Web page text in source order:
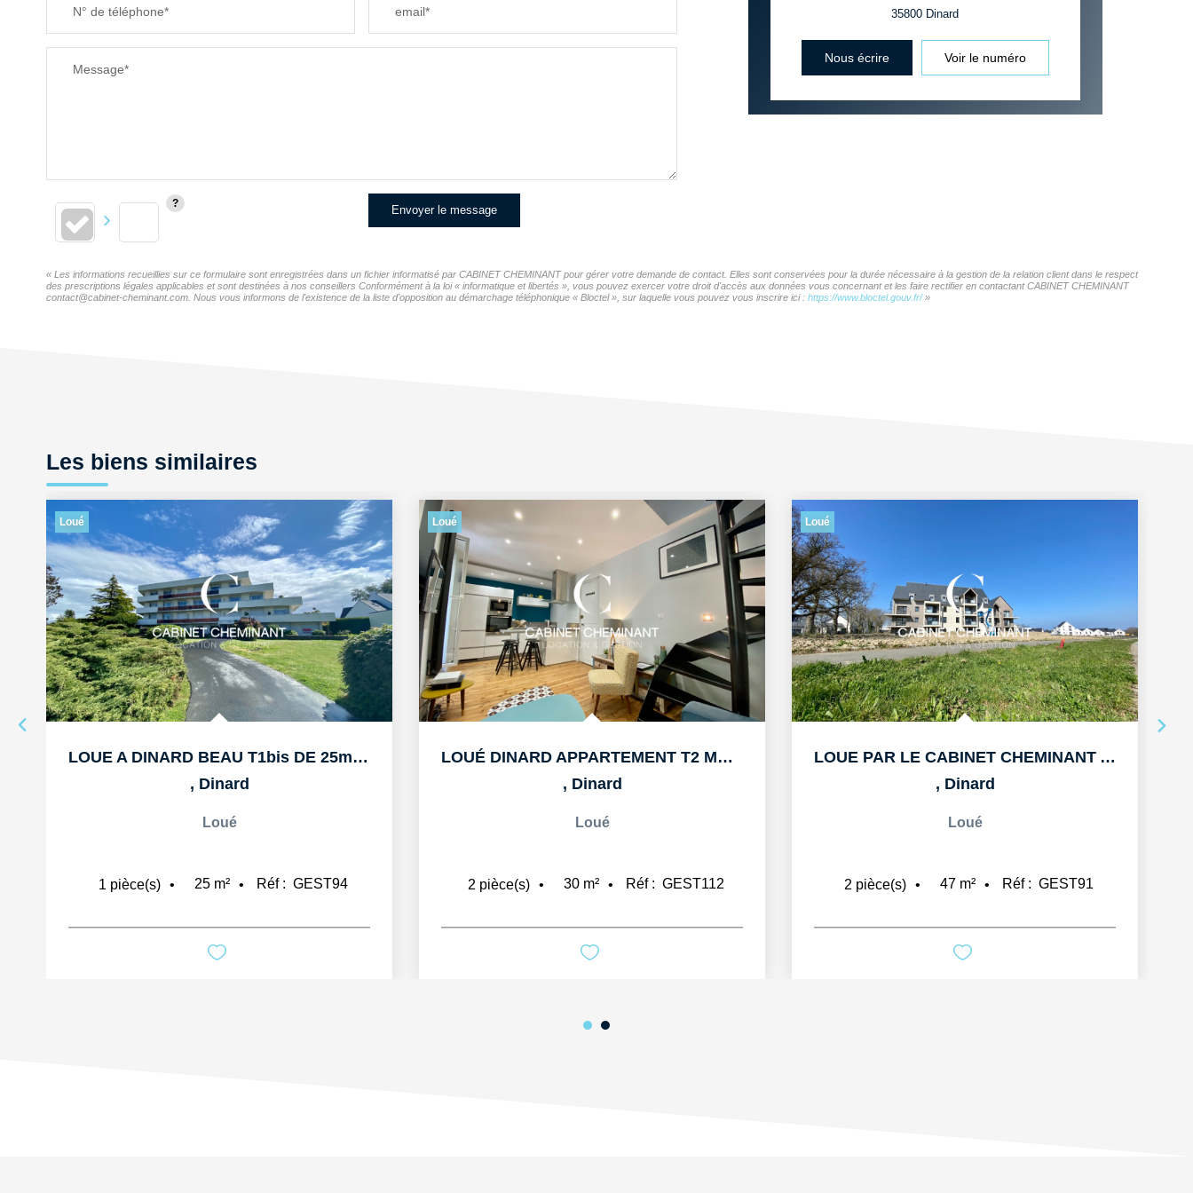
N° de téléphone* email*
Message*
Envoyer le message
35800 Dinard
Nous écrire Voir le numéro
« Les informations recueillies sur ce formulaire sont enregistrées dans un fichier informatisé par CABINET CHEMINANT pour gérer votre demande de contact. Elles sont conservées pour la durée nécessaire à la gestion de la relation client dans le respect
des prescriptions légales applicables et sont destinées à nos conseillers Conformément à la loi « informatique et libertés », vous pouvez exercer votre droit d'accès aux données vous concernant et les faire rectifier en contactant CABINET CHEMINANT
contact@cabinet-cheminant.com. Nous vous informons de l'existence de la liste d'opposition au démarchage téléphonique « Bloctel », sur laquelle vous pouvez vous inscrire ici : https://www.bloctel.gouv.fr/»
Les biens similaires
Loué
LOUE A DINARD BEAU T1bis DE 25m2 AU PORT BLANC
, Dinard
Loué
1 pièce(s) 25 m² Réf : GEST94
Loué
LOUÉ DINARD APPARTEMENT T2 MEUBLE DE 30M2
, Dinard
Loué
2 pièce(s) 30 m² Réf : GEST112
Loué
LOUE PAR LE CABINET CHEMINANT A DINARD APPARTEMENT T2 DE...
, Dinard
Loué
2 pièce(s) 47 m² Réf : GEST91